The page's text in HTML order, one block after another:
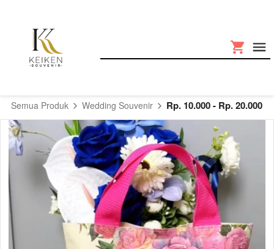
Semua Produk Wedding Souvenir Rp. 10.000 - Rp. 20.000